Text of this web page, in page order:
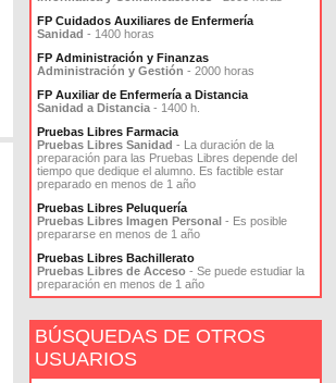
FP Cuidados Auxiliares de Enfermería
Sanidad - 1400 horas
FP Administración y Finanzas
Administración y Gestión - 2000 horas
FP Auxiliar de Enfermería a Distancia
Sanidad a Distancia - 1400 h.
Pruebas Libres Farmacia
Pruebas Libres Sanidad - La duración de la
preparación para las Pruebas Libres depende del
tiempo que dedique el alumno. Es factible estar
preparado en menos de 1 año
Pruebas Libres Peluquería
Pruebas Libres Imagen Personal - Es posible
prepararse en menos de 1 año
Pruebas Libres Bachillerato
Pruebas Libres de Acceso - Se puede estudiar la
preparación en menos de 1 año
BÚSQUEDAS DE OTROS
USUARIOS